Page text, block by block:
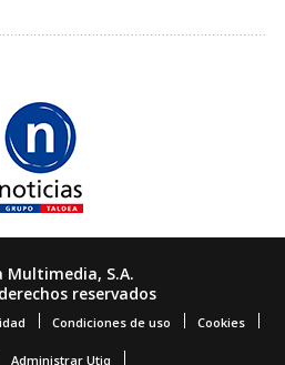
Multimedia, S.A.
reservados
Condiciones de uso Cookies
Administrar Utiq